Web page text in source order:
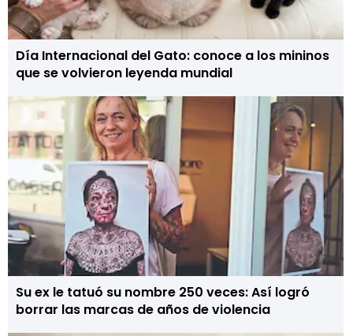
Día Internacional del Gato: conoce a los mininos
que se volvieron leyenda mundial
Su ex le tatuó su nombre 250 veces: Así logró
borrar las marcas de años de violencia